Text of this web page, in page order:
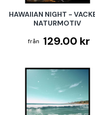
HAWAIIAN NIGHT -
NATURMOTIV
129.00 kr